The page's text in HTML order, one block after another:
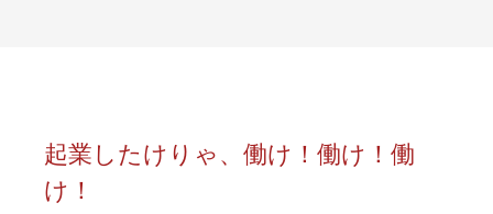
起業したけりゃ、働け！働け！働
け！